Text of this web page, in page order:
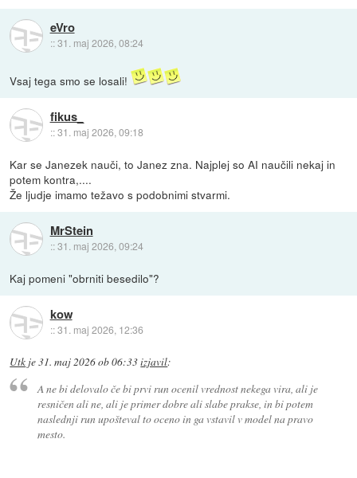
eVro
::31. maj 2026, 08:24
Vsaj tega smo se losali!
fikus_
::31. maj 2026, 09:18
Kar se Janezek nauči, to Janez zna. Najplej so AI naučili nekaj in
potem kontra,....
Že ljudje imamo težavo s podobnimi stvarmi.
MrStein
::31. maj 2026, 09:24
Kaj pomeni "obrniti besedilo"?
kow
::31. maj 2026, 12:36
Utk je31. maj 2026 ob 06:33izjavil:
A ne bi delovalo če bi prvi run ocenil vrednost nekega vira, ali je
resničen ali ne, ali je primer dobre ali slabe prakse, in bi potem
naslednji run upošteval to oceno in ga vstavil v model na pravo
mesto.